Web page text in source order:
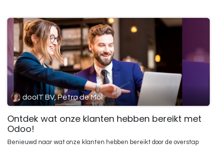
dooIT BV, Petra de Mol
Ontdek wat onze klanten hebben bereikt met
Odoo!
Benieuwd naar wat onze klanten hebben bereikt door de overstap